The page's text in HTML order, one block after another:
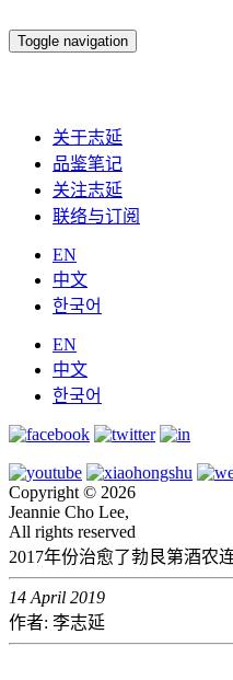
Toggle navigation
关于志延
品鉴笔记
关注志延
联络与订阅
EN
中文
한국어
EN
中文
한국어
Copyright © 2026
Jeannie Cho Lee,
All rights reserved
2017年份治愈了勃艮第酒农
14 April 2019
作者: 李志延